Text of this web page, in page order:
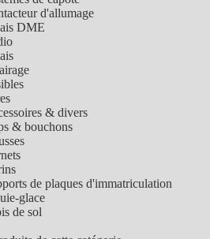
d'allumage
DME
& divers
& bouchons
de plaques d'immatriculation
glace
de sol